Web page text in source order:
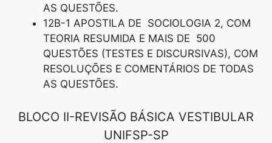
AS QUESTÕES.
12B-1 APOSTILA DE SOCIOLOGIA 2, COM
TEORIA RESUMIDA E MAIS DE 500
QUESTÕES (TESTES E DISCURSIVAS), COM
RESOLUÇÕES E COMENTÁRIOS DE TODAS
AS QUESTÕES.
BLOCO II-REVISÃO BÁSICA VESTIBULAR
UNIFSP-SP